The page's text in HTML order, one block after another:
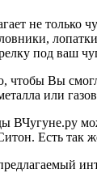
не
под ваш
чтобы Вы
или
ВЧугуне.ру
Есть так